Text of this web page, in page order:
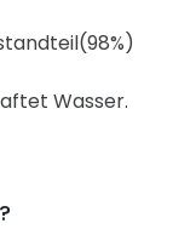
Wasser.